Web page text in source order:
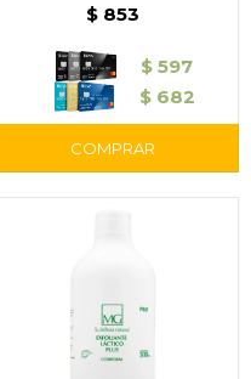
$ 853
$ 597
$ 682